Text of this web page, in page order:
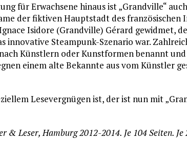
für Erwachsene hinaus ist „Grandville“
der fiktiven Hauptstadt des französischen
Isidore (Grandville) Gérard gewidmet,
innovative Steampunk-Szenario war.
Künstlern oder Kunstformen benannt
einem alte Bekannte aus vom Künstler
Lesevergnügen ist, der ist nun mit
& Leser, Hamburg 2012-2014. Je 104 Seiten. Je